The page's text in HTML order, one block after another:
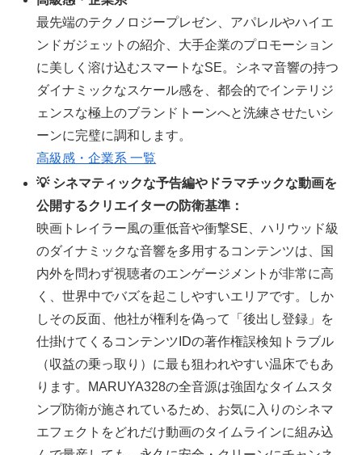
最先端のテクノロジープレゼン、アパレルやハイエ
ンドガジェットの紹介、大手企業のプロモーション
に美しく溶け込むスマートなSE。シネマ音響の持つ
ダイナミックなスケール感を、都会的でインテリジ
ェンスな極上のブランドトーンへと洗練させたいシ
ーンに完璧に調和します。
高級感・企業系 一覧
💡 シネマティックな予告編やドラマチックな動画を
公開するクリエイターの防衛基準：
映画トレイラー風の重低音や衝撃SE、ハリウッド級
のダイナミックな音響を多用するコンテンツは、国
内外を問わず視聴者のエンゲージメントが非常に高
く、世界中でバズを起こしやすいエリアです。しか
しその反面、他社が権利を偽って「後出し登録」を
仕掛けてくるコンテンツIDの著作権誤検知トラブル
（収益の乗っ取り）に最も狙われやすい温床でもあ
ります。MARUYA328の全音源は強固なタイムスタ
ンプ防衛が施されているため、お気に入りのシネマ
エフェクトをどれだけ動画のタイムラインに組み込